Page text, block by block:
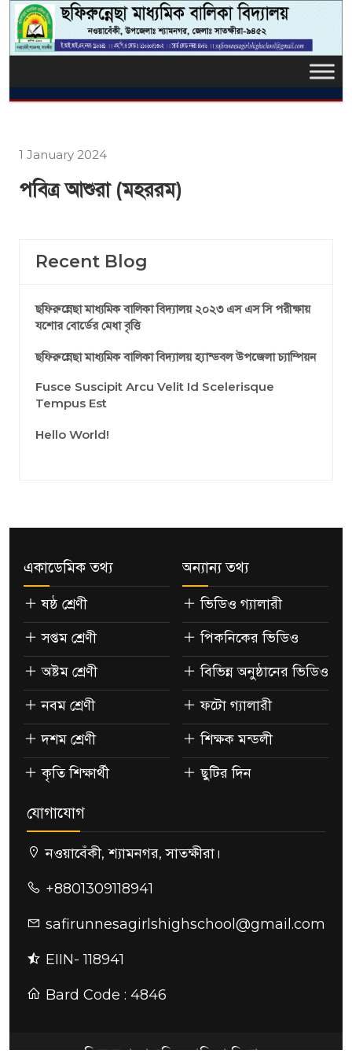
1 January 2024
পবিত্র আশুরা (মহররম)
Recent Blog
ছফিরুন্নেছা মাধ্যমিক বালিকা বিদ্যালয় ২০২৩ এস এস সি পরীক্ষায়
যশোর বোর্ডের মেধা বৃত্তি
ছফিরুন্নেছা মাধ্যমিক বালিকা বিদ্যালয় হ্যান্ডবল উপজেলা চ্যাম্পিয়ন
Fusce Suscipit Arcu Velit Id Scelerisque
Tempus Est
Hello World!
একাডেমিক তথ্য
ষষ্ঠ শ্রেণী
সপ্তম শ্রেণী
অষ্টম শ্রেণী
নবম শ্রেণী
দশম শ্রেণী
কৃতি শিক্ষার্থী
অন্যান্য তথ্য
ভিডিও গ্যালারী
পিকনিকের ভিডিও
বিভিন্ন অনুষ্ঠানের ভিডিও
ফটো গ্যালারী
শিক্ষক মন্ডলী
ছুটির দিন
যোগাযোগ
নওয়াবেঁকী, শ্যামনগর, সাতক্ষীরা।
+8801309118941
safirunnesagirlshighschool@gmail.com
EIIN- 118941
Bard Code : 4846